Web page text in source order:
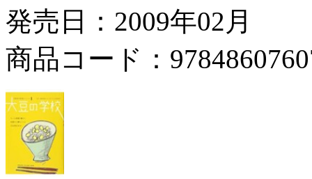
発売日：2009年02月
商品コード：